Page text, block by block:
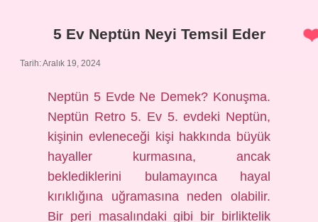
5 Ev Neptün Neyi Temsil Eder
Tarih: Aralık 19, 2024
Neptün 5 Evde Ne Demek? Konuşma.
Neptün Retro 5. Ev 5. evdeki Neptün,
kişinin evleneceği kişi hakkında büyük
hayaller kurmasına, ancak
beklediklerini bulamayınca hayal
kırıklığına uğramasına neden olabilir.
Bir peri masalındaki gibi bir birliktelik